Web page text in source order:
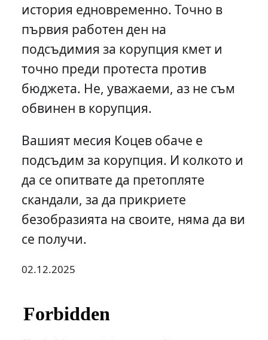
история едновременно. Точно в
първия работен ден на
подсъдимия за корупция кмет и
точно преди протеста против
бюджета. Не, уважаеми, аз не съм
обвинен в корупция.
Вашият месия Коцев обаче е
подсъдим за корупция. И колкото и
да се опитвате да претопляте
скандали, за да прикриете
безобразията на своите, няма да ви
се получи.
02.12.2025